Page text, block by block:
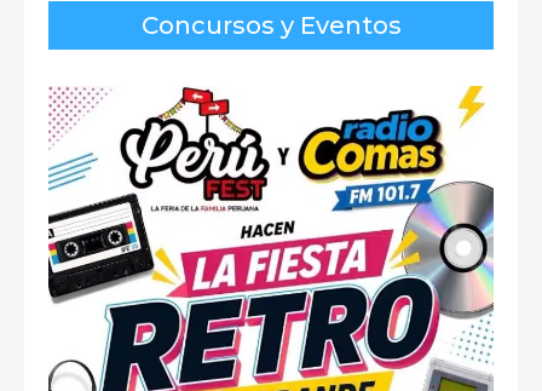
Concursos y Eventos